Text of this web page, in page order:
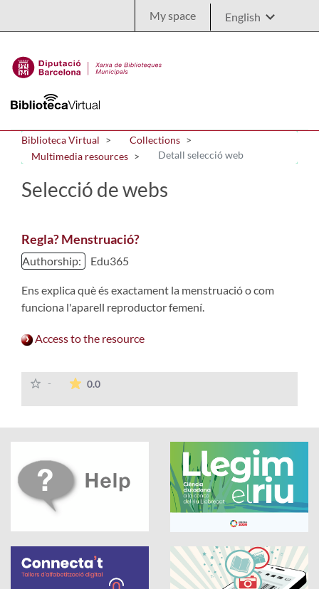
My space
Biblioteca Virtual
Collections
Multimedia resources
Detall selecció web
Selecció de webs
Regla? Menstruació?
Authorship: Edu365
Ens explica què és exactament la menstruació o com
funciona l'aparell reproductor femení.
Access to the resource
- 0.0The average rating is 0 stars out of 5.